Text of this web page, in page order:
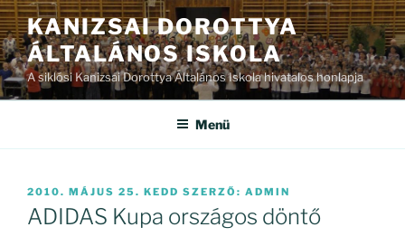
Tartalomhoz
KANIZSAI DOROTTYA
ÁLTALÁNOS ISKOLA
A siklósi Kanizsai Dorottya Általános Iskola hivatalos honlapja
Menü
BEKÜLDVE:
2010. MÁJUS 25. KEDD SZERZŐ: ADMIN
ADIDAS Kupa országos döntő